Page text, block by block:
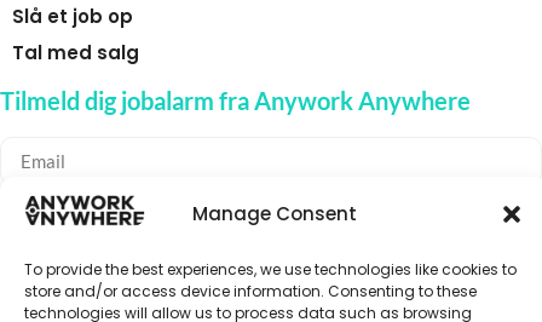
Manage Consent
To provide the best experiences, we use technologies like cookies to
store and/or access device information. Consenting to these
technologies will allow us to process data such as browsing
Slå et job op
Tal med salg
Tilmeld dig jobalarm fra Anywork Anywhere
🌞 MODTAG JOBADVARSLER